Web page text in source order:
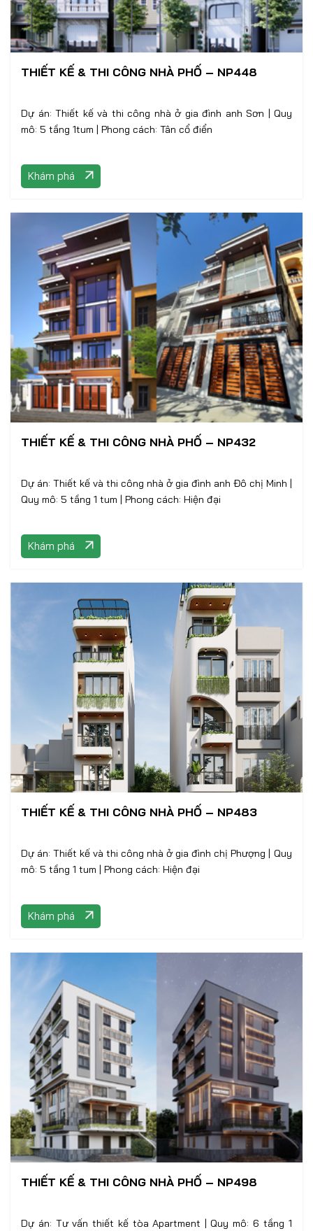
THIẾT KẾ & THI CÔNG NHÀ PHỐ – NP448
Dự án: Thiết kế và thi công nhà ở gia đình anh Sơn | Quy
mô: 5 tầng 1tum | Phong cách: Tân cổ điển
Khám phá
THIẾT KẾ & THI CÔNG NHÀ PHỐ – NP432
Dự án: Thiết kế và thi công nhà ở gia đình anh Đô chị Minh |
Quy mô: 5 tầng 1 tum | Phong cách: Hiện đại
Khám phá
THIẾT KẾ & THI CÔNG NHÀ PHỐ – NP483
Dự án: Thiết kế và thi công nhà ở gia đình chị Phượng | Quy
mô: 5 tầng 1 tum | Phong cách: Hiện đại
Khám phá
THIẾT KẾ & THI CÔNG NHÀ PHỐ – NP498
Dự án: Tư vấn thiết kế tòa Apartment | Quy mô: 6 tầng 1